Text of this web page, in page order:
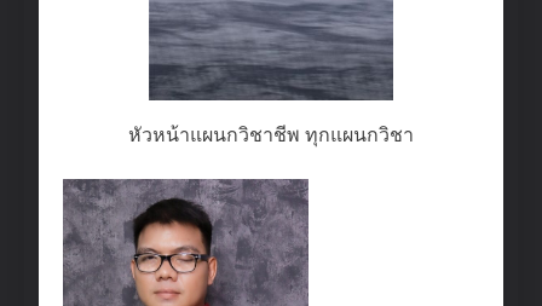
หัวหน้าแผนกวิชาชีพ ทุกแผนกวิชา